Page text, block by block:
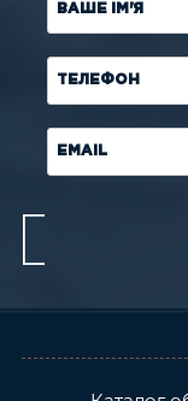
ВАШЕ ІМ'Я
ТЕЛЕФОН
EMAIL